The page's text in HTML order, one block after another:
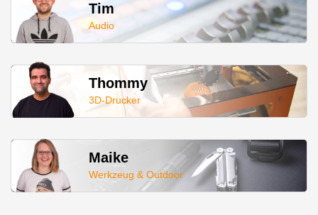
Tim
Audio
Thommy
3D-Drucker
Maike
Werkzeug & Outdoor